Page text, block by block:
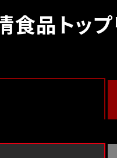
食品トッ